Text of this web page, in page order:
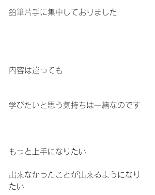
鉛筆片手に集中しておりました
内容は違っても
学びたいと思う気持ちは一緒なのです
もっと上手になりたい
出来なかったことが出来るようになり
たい